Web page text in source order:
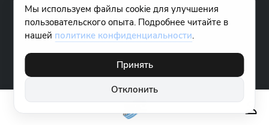
Учредитель СМИ сетевого издания "www.sportliga.com": ИП Чамин
О.Н.
Главный редактор СМИ сетевого издания "www.sportliga.com":
Хаимов Д.И.
18+
Мы используем файлы cookie для улучшения
пользовательского опыта. Подробнее читайте в
нашей политике конфиденциальности.
Принять
Отклонить